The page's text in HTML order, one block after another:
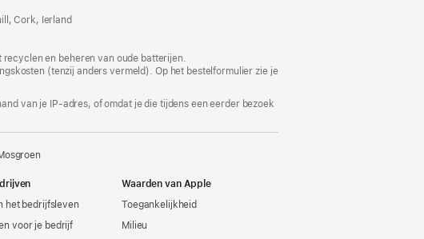
venster
Cork, Ierland
en beheren van oude batterijen.
(tenzij anders vermeld). Op het bestelformulier zie je
van je IP-adres, of omdat je die tijdens een eerder bezoek
het bedrijfsleven
voor je bedrijf
Waarden van Apple
Toegankelijkheid
Milieu